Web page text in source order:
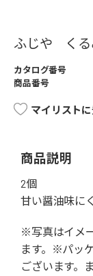
ふじや くる
カタログ番号
商品番号
マイリスト
商品説明
2個
甘い醤油味に
※写真はイメ
ます。※パッ
ございます。